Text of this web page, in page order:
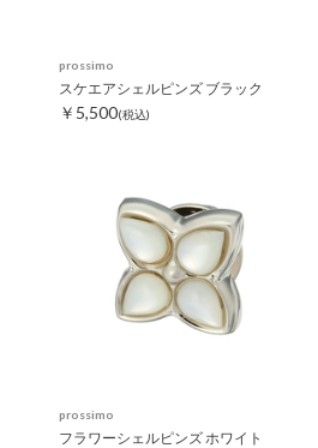
prossimo
スケエアシェルピンズ ブラック
￥5,500(税込)
prossimo
フラワーシェルピンズ ホワイト